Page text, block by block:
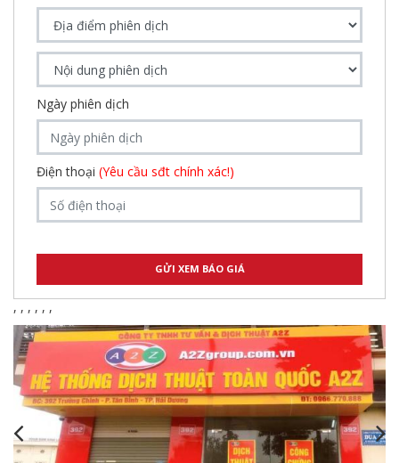
Ngày phiên dịch
Điện thoại (Yêu cầu sđt chính xác!)
, , , , , ,